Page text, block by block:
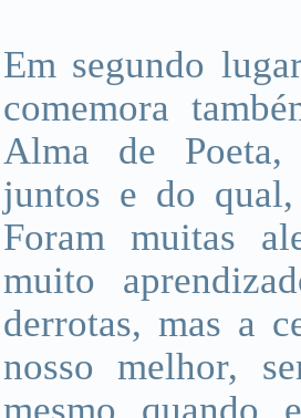
Em segundo
comemora
Alma de Poeta,
juntos e do
Foram muitas
muito
derrotas, mas a
nosso melhor,
mesmo quando